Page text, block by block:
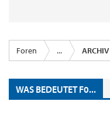
Foren ...
WAS BEDEUTET F0...